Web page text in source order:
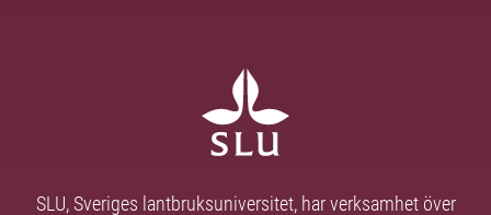
SLU, Sveriges lantbruksuniversitet, har verksamhet över